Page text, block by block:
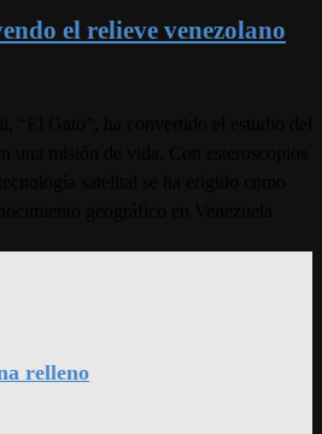
el relieve venezolano
relleno